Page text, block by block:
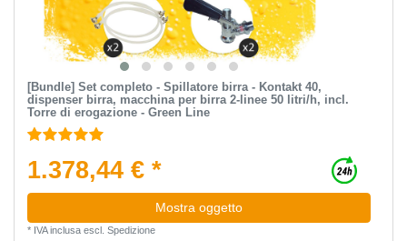
[Bundle] Set completo - Spillatore birra - Kontakt 40,
dispenser birra, macchina per birra 2-linee 50 litri/h, incl.
Torre di erogazione - Green Line
1.378,44 € *
Mostra oggetto
* IVA inclusaescl. Spedizione